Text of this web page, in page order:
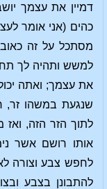
דמיין את עצמך
כהים (אני אומר
מסתכל על זה
למשש ותהיה לך
את עצמך; ואתה
שנגעת במשהו זר,
לתוך הזר הזה,
אותו רושם אשר
לחפש צבע וצורה
להתבונן בצבע